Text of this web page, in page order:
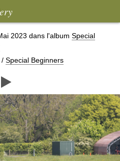
2023 dans l'album Special
/ Special Beginners
